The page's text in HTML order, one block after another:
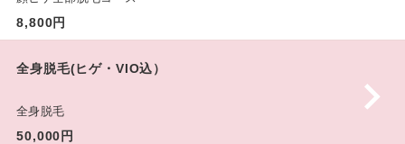
8,800円
全身脱毛(ヒゲ・VIO込）
全身脱毛
50,000円